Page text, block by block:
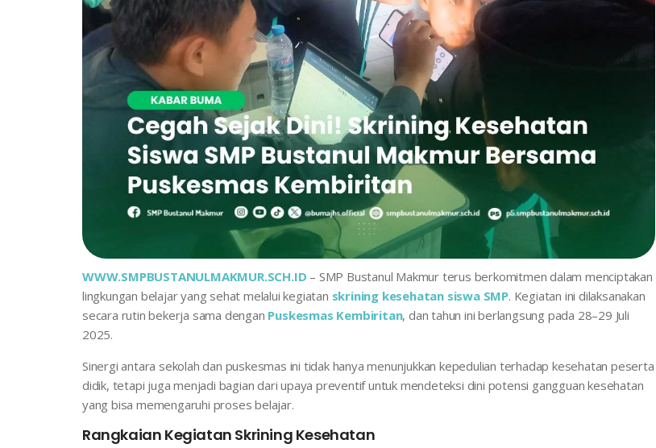
WWW.SMPBUSTANULMAKMUR.SCH.ID – SMP Bustanul Makmur terus berkomitmen dalam menciptakan
lingkungan belajar yang sehat melalui kegiatan skrining kesehatan siswa SMP. Kegiatan ini dilaksanakan
secara rutin bekerja sama dengan Puskesmas Kembiritan, dan tahun ini berlangsung pada 28–29 Juli
2025.
Sinergi antara sekolah dan puskesmas ini tidak hanya menunjukkan kepedulian terhadap kesehatan peserta
didik, tetapi juga menjadi bagian dari upaya preventif untuk mendeteksi dini potensi gangguan kesehatan
yang bisa memengaruhi proses belajar.
Rangkaian Kegiatan Skrining Kesehatan